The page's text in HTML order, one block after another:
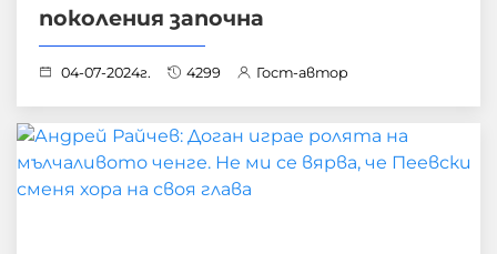
поколения започна
04-07-2024г. 4299 Гост-автор